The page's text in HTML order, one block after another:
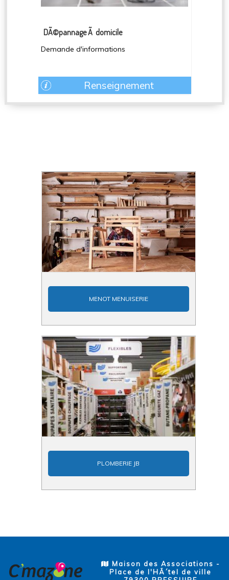
DÃ©pannage Ã domicile
Demande d'informations
Renseignement
MENOT MENUISERIE
PLOMBERIE JB
Maison des Associations -
Place de l'HÃ´tel de ville